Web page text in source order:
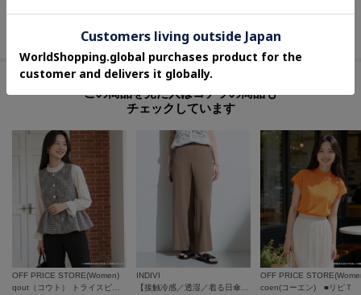
40%OFF
50%OFF
50%OFF
この商品を見た人はコチラの商品も
チェックしています
OFF PRICE STORE(Women)
INDIVI
OFF PRICE